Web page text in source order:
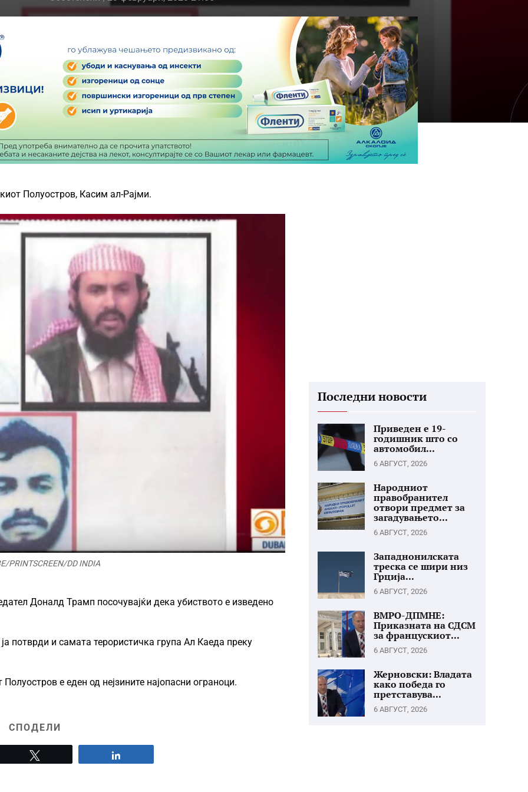
Полуостров, Касим ал-Рајми.
PRINTSCREEN/DD INDIA
Доналд Трамп посочувајќи дека убиството е изведено
потврди и самата терористичка група Ал Каеда преку
е еден од нејзините најопасни ограноци.
СПОДЕЛИ
Последни новости
Приведен е 19-
годишник што со
автомобил...
6 АВГУСТ, 2026
Народниот
правобранител
отвори предмет за
загадувањето...
6 АВГУСТ, 2026
Западнонилската
треска се шири низ
Грција...
6 АВГУСТ, 2026
ВМРО-ДПМНЕ:
Приказната на СДСМ
за францускиот...
6 АВГУСТ, 2026
Жерновски: Владата
како победа го
претставува...
6 АВГУСТ, 2026